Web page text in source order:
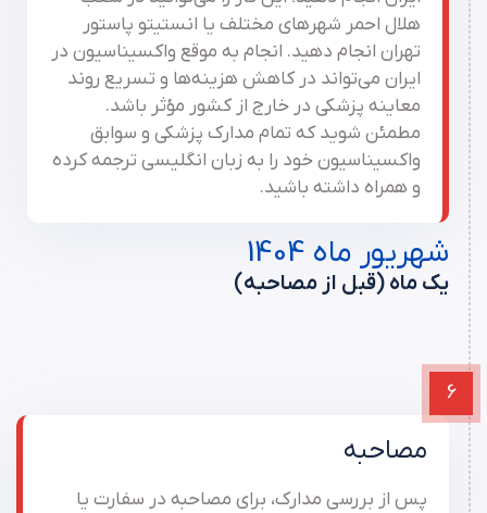
هلال احمر شهرهای مختلف یا انستیتو پاستور
تهران انجام دهید. انجام به موقع واکسیناسیون در
ایران می‌تواند در کاهش هزینه‌ها و تسریع روند
معاینه پزشکی در خارج از کشور مؤثر باشد.
مطمئن شوید که تمام مدارک پزشکی و سوابق
واکسیناسیون خود را به زبان انگلیسی ترجمه کرده
و همراه داشته باشید.
شهریور ماه 1404
یک ماه (قبل از مصاحبه)
6
مصاحبه
پس از بررسی مدارک، برای مصاحبه در سفارت یا